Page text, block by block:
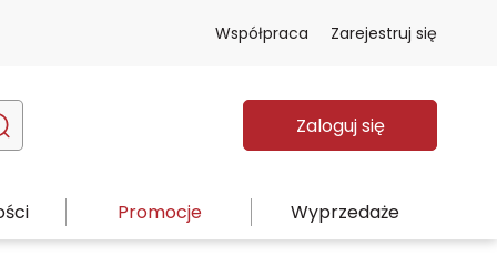
Współpraca Zarejestruj się
Zaloguj się
Promocje Wyprzedaże